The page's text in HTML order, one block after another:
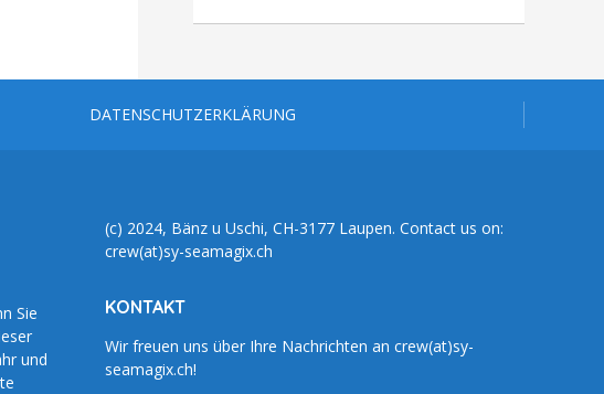
DATENSCHUTZERKLÄRUNG
Sie
und
(c) 2024, Bänz u Uschi, CH-3177 Laupen. Contact us on:
crew(at)sy-seamagix.ch
KONTAKT
Wir freuen uns über Ihre Nachrichten an crew(at)sy-
seamagix.ch!